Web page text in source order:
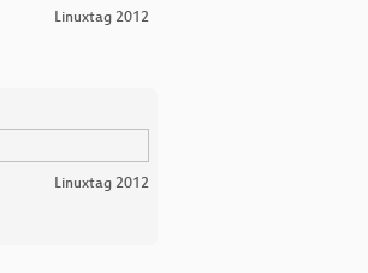
Linuxtag 2012
Linuxtag 2012